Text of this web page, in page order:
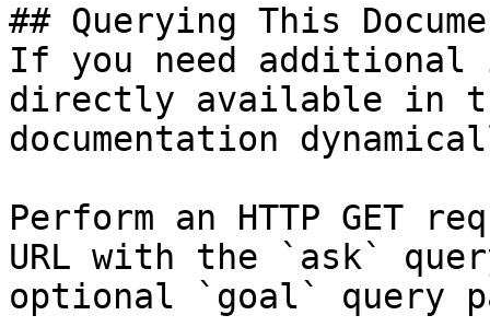
## Querying This
If you need
directly available in
documentation
Perform an HTTP GET
URL with the `ask`
optional `goal` query